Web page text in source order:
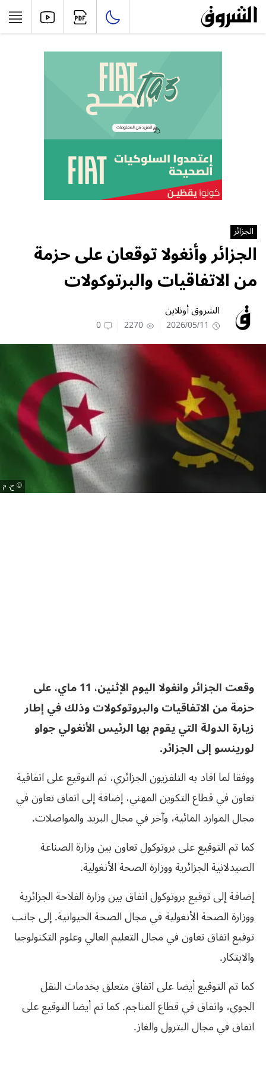
الجزائر
الجزائر وأنغولا توقعان على حزمة
من الاتفاقيات والبرتوكولات
الشروق أونلاين
2026/05/11
2270
0
ح. م
وقعت الجزائر وانغولا اليوم الإثنين، 11 ماي، على
حزمة من الاتفاقيات والبروتوكولات وذلك في إطار
زيارة الدولة التي يقوم بها الرئيس الأنغولي جواو
لورينسو إلى الجزائر.
ووفقا لما افاد به التلفزيون الجزائري، تم التوقيع على اتفاقية
تعاون في قطاع التكوين المهني، إضافة إلى اتفاق تعاون في
مجال الموارد المائية، وآخر في مجال البريد والمواصلات.
كما تم التوقيع على بروتوكول تعاون بين وزارة الصناعة
الصيدلانية الجزائرية ووزارة الصحة الأنغولية.
إضافة إلى توقيع بروتوكول اتفاق بين وزارة الفلاحة الجزائرية
ووزارة الصحة الأنغولية في مجال الصحة الحيوانية. إلى جانب
توقيع اتفاق تعاون في مجال التعليم العالي وعلوم التكنولوجيا
والابتكار.
كما تم التوقيع أيضا على اتفاق متعلق بخدمات النقل
الجوي، واتفاق في قطاع المناجم. كما تم أيضا التوقيع على
اتفاق في مجال البترول والغاز.